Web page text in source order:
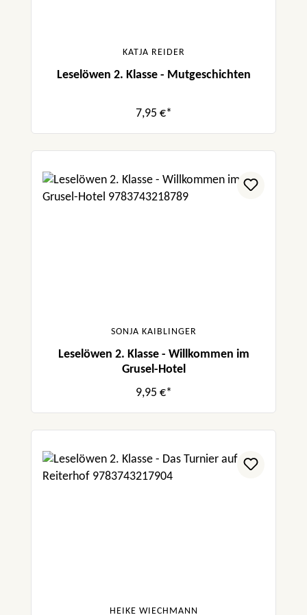
KATJA REIDER
Leselöwen 2. Klasse - Mutgeschichten
7,95 €*
SONJA KAIBLINGER
Leselöwen 2. Klasse - Willkommen im
Grusel-Hotel
9,95 €*
HEIKE WIECHMANN